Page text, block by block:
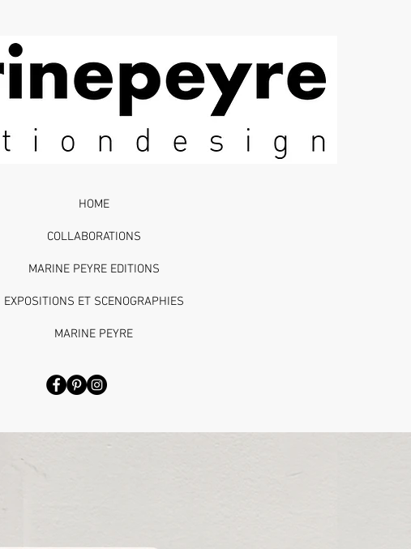
HOME
COLLABORATIONS
MARINE PEYRE EDITIONS
EXPOSITIONS ET SCENOGRAPHIES
MARINE PEYRE